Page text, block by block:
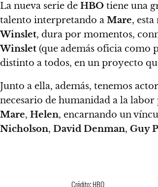
La nueva serie de HBO tiene una
talento interpretando a Mare,
Winslet, dura por momentos,
Winslet (que además oficia como
distinto a todos, en un proyecto
Junto a ella, además, tenemos
necesario de humanidad a la
Mare, Helen, encarnando un
Nicholson, David Denman, Guy
Crédito: HBO